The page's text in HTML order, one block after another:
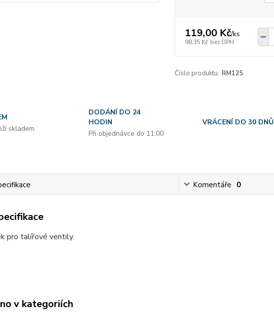
119,00 Kč/ks
98,35 Kč bez DPH
Číslo produktu: RM125
skladem
DODÁNÍ DO 24
HODIN
Při objednávce do 11:00
VRÁCENÍ DO 30 DNŮ
Komentáře 0
pro talířové ventily.
v kategoriích